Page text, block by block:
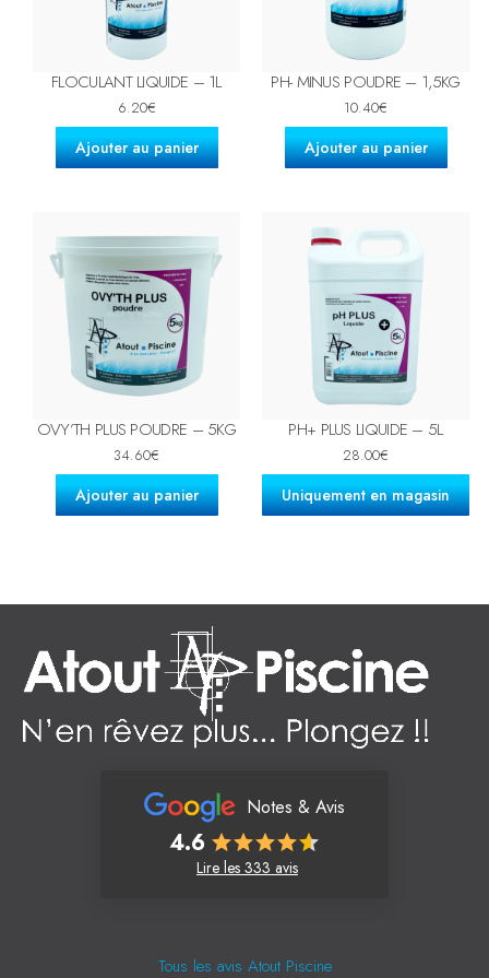
FLOCULANT LIQUIDE – 1L
6.20€
Ajouter au panier
PH- MINUS POUDRE – 1,5KG
10.40€
Ajouter au panier
OVY’TH PLUS POUDRE – 5KG
34.60€
Ajouter au panier
PH+ PLUS LIQUIDE – 5L
28.00€
Uniquement en magasin
Notes & Avis
4.6
Lire les 333 avis
Tous les avis Atout Piscine